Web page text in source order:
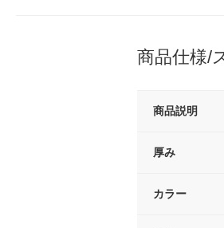
商品仕様/
商品説明
厚み
カラー